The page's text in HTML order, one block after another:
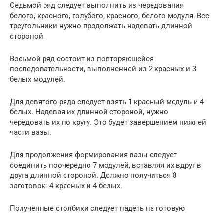
Седьмой ряд следует выполнить из чередования
белого, красного, голубого, красного, белого модуля. Все
треугольники нужно продолжать надевать длинной
стороной.
Восьмой ряд состоит из повторяющейся
последовательности, выполненной из 2 красных и 3
белых модулей.
Для девятого ряда следует взять 1 красный модуль и 4
белых. Надевая их длинной стороной, нужно
чередовать их по кругу. Это будет завершением нижней
части вазы.
Для продолжения формирования вазы следует
соединить поочередно 7 модулей, вставляя их вдруг в
друга длинной стороной. Должно получиться 8
заготовок: 4 красных и 4 белых.
Полученные столбики следует надеть на готовую